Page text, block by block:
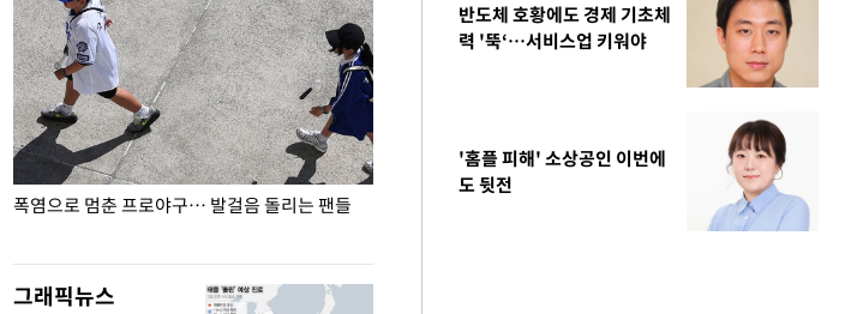
폭염으로 멈춘 프로야구… 발걸음 돌리는 팬들
이 대통령, '청년 대책 속도 높여야…폭염 문제도 입추 코앞인데
그래픽뉴스
반도체 호황에도 경제 기초체
력 '뚝‘…서비스업 키워야
'홈플 피해' 소상공인 이번에
도 뒷전